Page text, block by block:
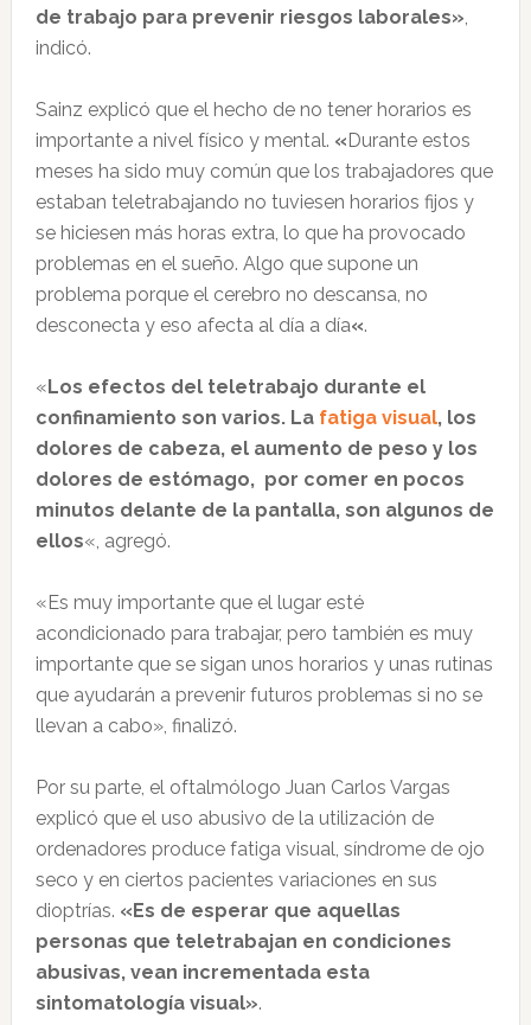
de trabajo para prevenir riesgos laborales»,
indicó.
Sainz explicó que el hecho de no tener horarios es
importante a nivel físico y mental. «Durante estos
meses ha sido muy común que los trabajadores que
estaban teletrabajando no tuviesen horarios fijos y
se hiciesen más horas extra, lo que ha provocado
problemas en el sueño. Algo que supone un
problema porque el cerebro no descansa, no
desconecta y eso afecta al día a día«.
«Los efectos del teletrabajo durante el
confinamiento son varios. La fatiga visual, los
dolores de cabeza, el aumento de peso y los
dolores de estómago, por comer en pocos
minutos delante de la pantalla, son algunos de
ellos«, agregó.
«Es muy importante que el lugar esté
acondicionado para trabajar, pero también es muy
importante que se sigan unos horarios y unas rutinas
que ayudarán a prevenir futuros problemas si no se
llevan a cabo», finalizó.
Por su parte, el oftalmólogo Juan Carlos Vargas
explicó que el uso abusivo de la utilización de
ordenadores produce fatiga visual, síndrome de ojo
seco y en ciertos pacientes variaciones en sus
dioptrías. «Es de esperar que aquellas
personas que teletrabajan en condiciones
abusivas, vean incrementada esta
sintomatología visual».